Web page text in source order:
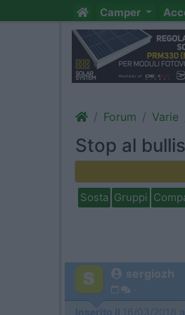
Camper
Forum Varie
Stop al
Sosta Gruppi
sergiozh
Inserito il 16/03/2018